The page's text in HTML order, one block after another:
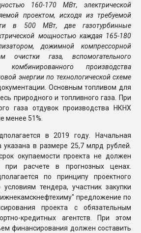
160-170 МВт, электрической
проектом, исходя из требуемой
в 500 МВт, две газотурбинные
мощностью каждая 165-180
дожимной компрессорной
очистки газа, вспомогательного
производства
энергии по технологической схеме
Основным топливом для
природного и топливного газа. При
газа отдувок производства НКНХ
менее 51%.
в 2019 году. Начальная
указана в размере 25,7 млрд рублей.
окупаемости проекта не должен
расчете в прогнозных ценах.
по принципу проектного
тендера, участник закупки
предложение по
проекта с обязательным
кредитных агентств. При этом
финансирования должен составить